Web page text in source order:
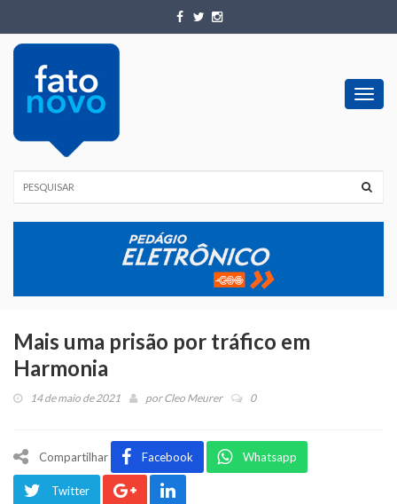
Mais uma prisão por tráfico em
Harmonia
14 de maio de 2021 porCleo Meurer 0
Compartilhar Facebook Whatsapp
Twitter